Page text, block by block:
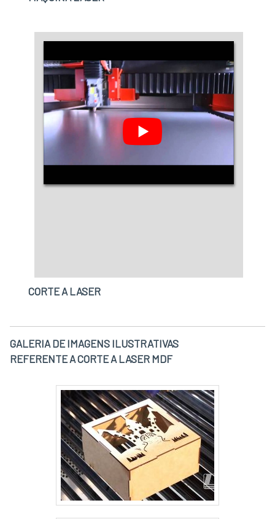
CORTE A LASER
GALERIA DE IMAGENS ILUSTRATIVAS
REFERENTE A CORTE A LASER MDF